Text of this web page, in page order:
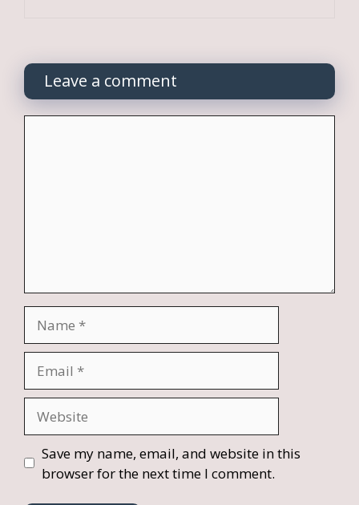
Leave a comment
Save my name, email, and website in this
browser for the next time I comment.